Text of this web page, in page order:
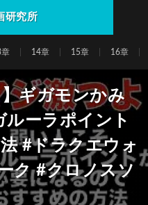
研究所
章 14章 15章 16章
ギガモンかみ
ーラポイント
#ドラクエウォ
ク #クロノスソ